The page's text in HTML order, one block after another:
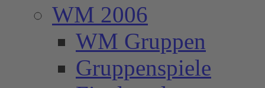
WM 2006
WM Gruppen
Gruppenspiele